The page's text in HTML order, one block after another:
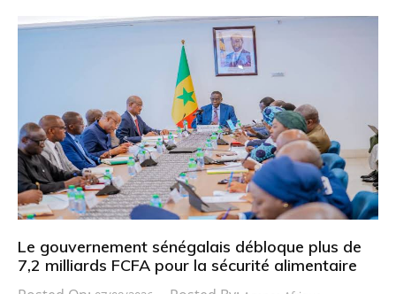
Le gouvernement sénégalais débloque plus de
7,2 milliards FCFA pour la sécurité alimentaire